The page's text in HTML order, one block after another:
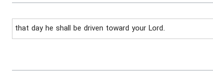
that day he shall be driven toward your Lord.